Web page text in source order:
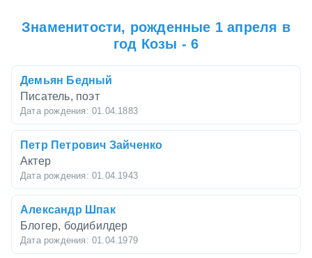
Знаменитости, рожденные 1 апреля в
год Козы - 6
Демьян Бедный
Писатель, поэт
Дата рождения: 01.04.1883
Петр Петрович Зайченко
Актер
Дата рождения: 01.04.1943
Александр Шпак
Блогер, бодибилдер
Дата рождения: 01.04.1979